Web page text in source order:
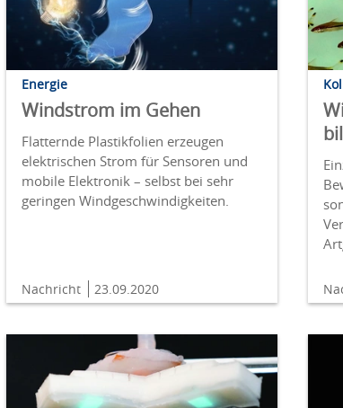
Energie
Windstrom im Gehen
Flatternde Plastikfolien erzeugen
elektrischen Strom für Sensoren und
mobile Elektronik – selbst bei sehr
geringen Windgeschwindigkeiten.
Nachricht 23.09.2020